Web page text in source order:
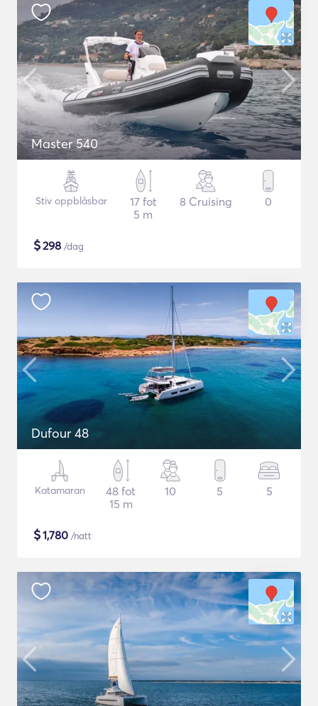
Master 540
Stiv oppblåsbar
17 fot
5 m
8 Cruising 0
$298 /dag
Dufour 48
Katamaran
48 fot
15 m
10 5 5
$1,780 /natt